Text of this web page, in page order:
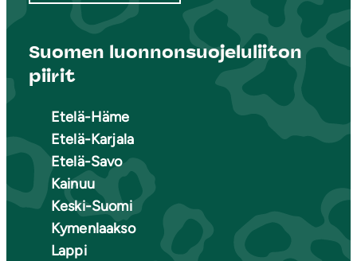
Suomen luonnonsuojeluliiton
piirit
Etelä-Häme
Etelä-Karjala
Etelä-Savo
Kainuu
Keski-Suomi
Kymenlaakso
Lappi